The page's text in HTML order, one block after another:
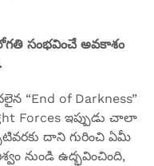
సంభవించే అవకాశం
“End of Darkness”
Forces ఇప్పుడు చాలా
దాని గురించి ఏమీ
నుండి ఉద్భవించింది,